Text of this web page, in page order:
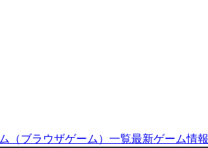
（ブラウザゲーム）一覧最新ゲーム情報